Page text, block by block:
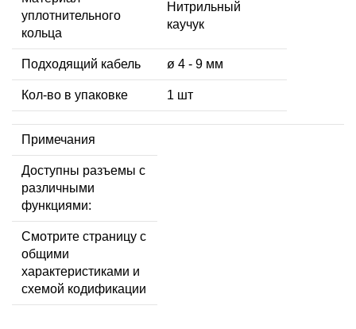
уплотнительного
кольца
Нитрильный
каучук
Подходящий кабель ø 4 - 9 мм
Кол-во в упаковке 1 шт
Примечания
Доступны разъемы с
различными
функциями:
Смотрите страницу с
общими
характеристиками и
схемой кодификации